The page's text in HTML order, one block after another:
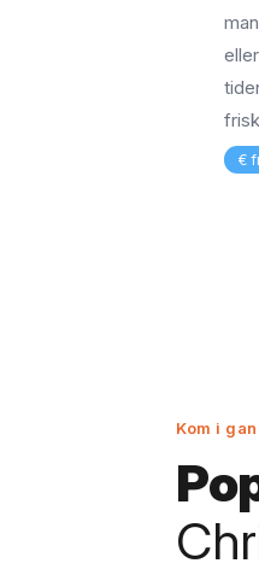
€
Kom i